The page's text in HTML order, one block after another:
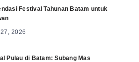
Festival Tahunan Batam untuk
2026
Pulau di Batam: Subang Mas